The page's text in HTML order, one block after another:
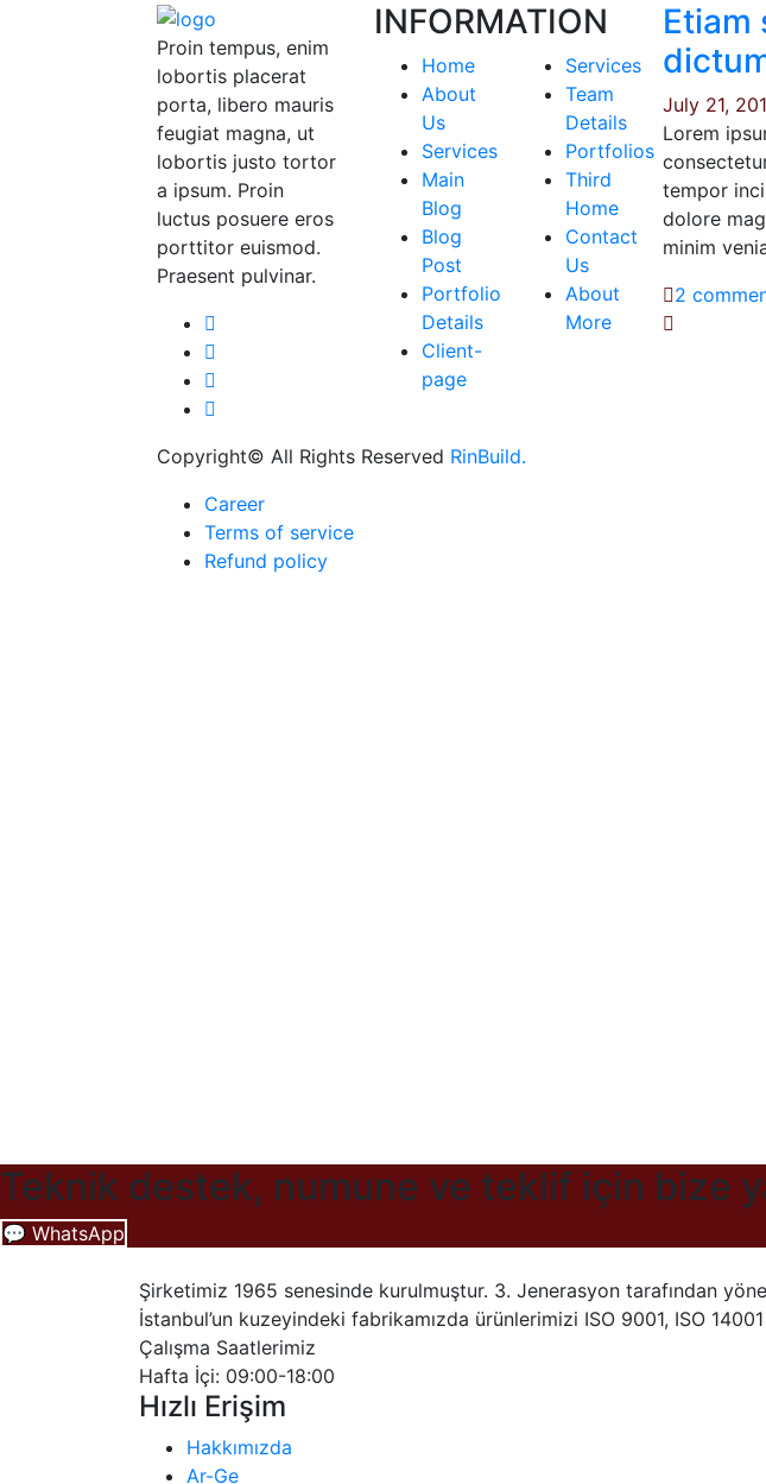
Proin tempus, enim
lobortis placerat
porta, libero mauris
feugiat magna, ut
lobortis justo tortor
a ipsum. Proin
luctus posuere eros
porttitor euismod.
Praesent pulvinar.
INFORMATION
Home
About
Us
Services
Main
Blog
Blog
Post
Portfolio
Details
Client-
page
Services
Team
Details
Portfolios
Third
Home
Contact
Us
About
More
Etiam
July 21,
Lorem
tempor
dolore
minim
2
Copyright© All Rights Reserved RinBuild.
Career
Terms of service
Refund policy
Teknik destek, numune ve teklif için bize
💬 WhatsApp
Şirketimiz 1965 senesinde kurulmuştur. 3. Jenerasyon tarafından
İstanbul’un kuzeyindeki fabrikamızda ürünlerimizi ISO 9001, ISO
Çalışma Saatlerimiz
Hafta İçi: 09:00-18:00
Hızlı Erişim
Hakkımızda
Ar-Ge